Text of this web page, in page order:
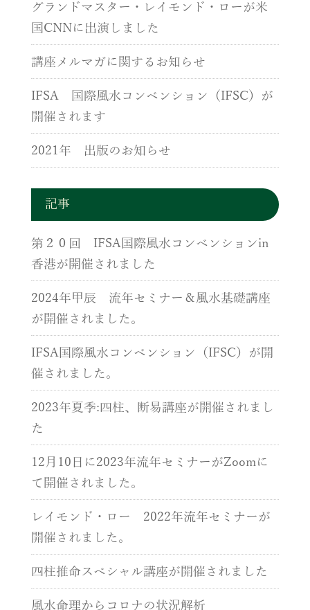
グランドマスター・レイモンド・ローが米
国CNNに出演しました
講座メルマガに関するお知らせ
IFSA 国際風水コンベンション（IFSC）が
開催されます
2021年 出版のお知らせ
記事
第２０回 IFSA国際風水コンベンションin
香港が開催されました
2024年甲辰 流年セミナー＆風水基礎講座
が開催されました。
IFSA国際風水コンベンション（IFSC）が開
催されました。
2023年夏季:四柱、断易講座が開催されまし
た
12月10日に2023年流年セミナーがZoomに
て開催されました。
レイモンド・ロー 2022年流年セミナーが
開催されました。
四柱推命スペシャル講座が開催されました
風水命理からコロナの状況解析